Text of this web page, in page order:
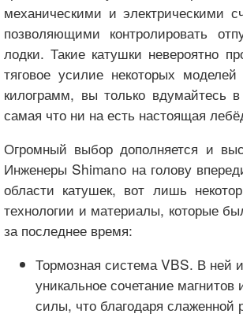
механическими и электрическими
позволяющими контролировать
лодки. Такие катушки невероятно
тяговое усилие некоторых
килограмм, вы только вдумайтесь
самая что ни на есть настоящая
Огромный выбор дополняется и
Инженеры Shimano на голову
области катушек, вот лишь
технологии и материалы, которые
за последнее время:
Тормозная система VBS. В ней
уникальное сочетание магнитов
силы, что благодаря слаженной